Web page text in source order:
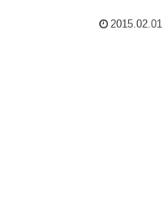
2015.02.01